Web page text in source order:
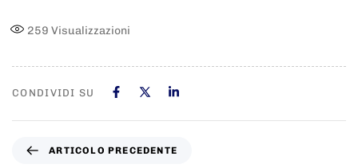
259 Visualizzazioni
CONDIVIDI SU
ARTICOLO PRECEDENTE